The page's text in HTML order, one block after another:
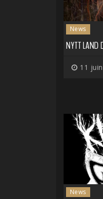
News
NYTT LAND
11
News